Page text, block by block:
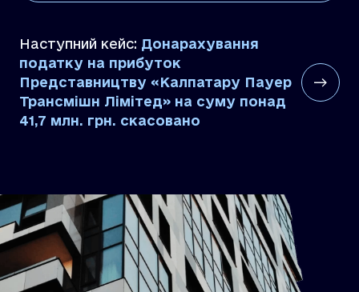
Наступний кейс: Донарахування
податку на прибуток
Представництву «Калпатару Пауер
Трансмішн Лімітед» на суму понад
41,7 млн. грн. скасовано